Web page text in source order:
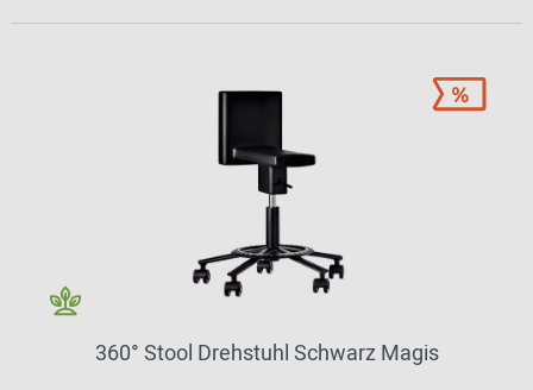
360° Stool Drehstuhl Schwarz Magis